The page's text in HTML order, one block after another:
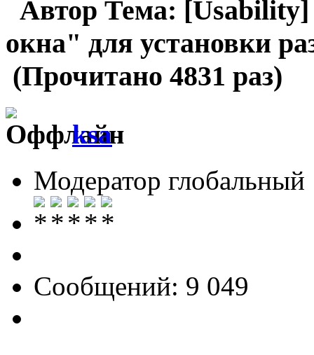
Автор Тема: [Usability]
окна" для установки
(Прочитано 4831 раз)
ksa
Модератор глобальный
Сообщений: 9 049